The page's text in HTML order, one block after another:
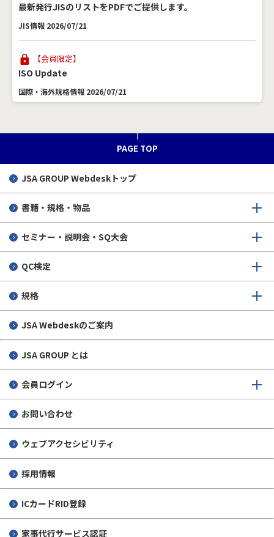
最新発行JISのリストをPDFでご提供します。
JIS情報 2026/07/21
【会員限定】
ISO Update
国際・海外規格情報 2026/07/21
EN 18286～EU AI法のための整合規格
3分で読める！標準化のキホン：第7回「日本産業標準調査
SQオンライン 2026/07/15
PAGE TOP
JSA GROUP Webdeskトップ
書籍・規格・物品
セミナー・説明会・SQ大会
QC検定
規格
JSA Webdeskのご案内
JSA GROUP とは
会員ログイン
お問い合わせ
ウェブアクセシビリティ
採用情報
ICカードRID登録
家事代行サービス認証